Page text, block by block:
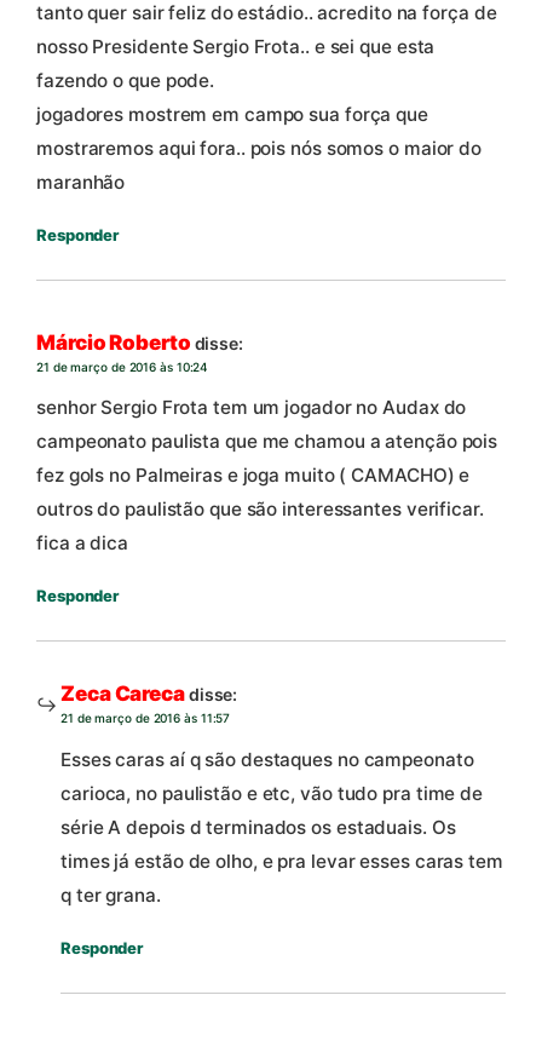
tanto quer sair feliz do estádio.. acredito na força de
nosso Presidente Sergio Frota.. e sei que esta
fazendo o que pode.
jogadores mostrem em campo sua força que
mostraremos aqui fora.. pois nós somos o maior do
maranhão
Responder
Márcio Roberto disse:
21 de março de 2016 às 10:24
senhor Sergio Frota tem um jogador no Audax do
campeonato paulista que me chamou a atenção pois
fez gols no Palmeiras e joga muito ( CAMACHO) e
outros do paulistão que são interessantes verificar.
fica a dica
Responder
Zeca Carecadisse:
21 de março de 2016 às 11:57
Esses caras aí q são destaques no campeonato
carioca, no paulistão e etc, vão tudo pra time de
série A depois d terminados os estaduais. Os
times já estão de olho, e pra levar esses caras tem
q ter grana.
Responder